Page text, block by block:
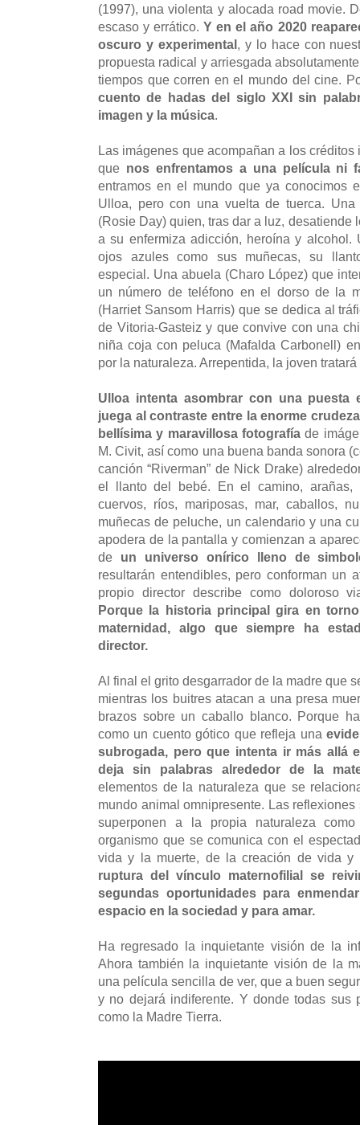
(1997), una violenta y alocada road movie.
escaso y errático.Y en el año 2020
oscuro y experimental, y lo hace con
propuesta radical y arriesgada
tiempos que corren en el mundo del cine.
cuento de hadas del siglo XXI sin
imagen y la música.
Las imágenes que acompañan a los
que nos enfrentamos a una película ni
entramos en el mundo que ya conocimos
Ulloa, pero con una vuelta de tuerca. Una
(Rosie Day) quien, tras dar a luz, desatiende
a su enfermiza adicción, heroína y alcohol.
ojos azules como sus muñecas, su
especial. Una abuela (Charo López) que
un número de teléfono en el dorso de la
(Harriet Sansom Harris) que se dedica al
de Vitoria-Gasteiz y que convive con una
niña coja con peluca (Mafalda Carbonell)
por la naturaleza. Arrepentida, la joven
Ulloa intenta asombrar con una puesta
juega al contraste entre la enorme
bellísima y maravillosa fotografíade
M. Civit, así como una buena banda sonora
canción “Riverman” de Nick Drake)
el llanto del bebé. En el camino, arañas,
cuervos, ríos, mariposas, mar, caballos,
muñecas de peluche, un calendario y una
apodera de la pantalla y comienzan a
de un universo onírico lleno de
resultarán entendibles, pero conforman un
propio director describe como doloroso
Porque la historia principal gira en
maternidad, algo que siempre ha
director.
Al final el grito desgarrador de la madre que
mientras los buitres atacan a una presa
brazos sobre un caballo blanco. Porque
como un cuento gótico que refleja una
subrogada, pero que intenta ir más allá
deja sin palabras alrededor de la
elementos de la naturaleza que se
mundo animal omnipresente. Las
superponen a la propia naturaleza
organismo que se comunica con el
vida y la muerte, de la creación de vida y
ruptura del vínculo maternofilial se
segundas oportunidades para
espacio en la sociedad y para amar.
Ha regresado la inquietante visión de la
Ahora también la inquietante visión de la
una película sencilla de ver, que a buen
y no dejará indiferente. Y donde todas sus
como la Madre Tierra.